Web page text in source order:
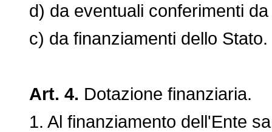
d) da eventuali conferimenti da
c) da finanziamenti dello Stato.
Art. 4. Dotazione finanziaria.
1. Al finanziamento dell'Ente